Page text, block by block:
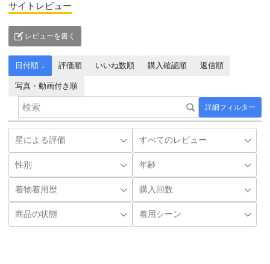
サイトレビュー
レビューを書く
詳細フィルター
日付順 ↓ 評価順 いいね数順 購入確認順 返信順
写真・動画付き順